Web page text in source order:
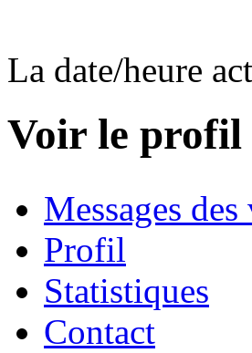
La date/heure
Voir le profil
Messages
Profil
Statistiques
Contact